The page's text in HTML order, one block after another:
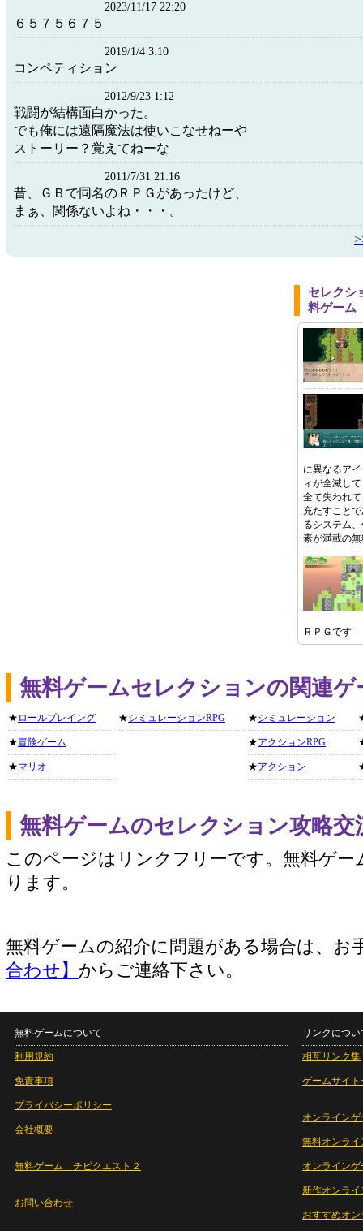
2023/11/17 22:20
６５７５６７５
2019/1/4 3:10
コンペティション
2012/9/23 1:12
戦闘が結構面白かった。
でも俺には遠隔魔法は使いこなせねーや
ストーリー？覚えてねーな
2011/7/31 21:16
昔、ＧＢで同名のＲＰＧがあったけど、
まぁ、関係ないよね・・・。
セレクシ
料ゲーム
に異なるア
ィが全滅し
全て失われ
充たすこと
るシステム
素が満載の
ＲＰＧです
無料ゲームセレクションの関連
★ ロールプレイング
★冒険ゲーム
★マリオ
★シミュレーションRPG ★シミュレーション
★アクションRPG
★アクション
無料ゲームのセレクション攻略
このページはリンクフリーです。無料ゲー
ります。
無料ゲームの紹介に問題がある場合は、お
合わせ】 からご連絡下さい。
無料ゲームについて
利用規約
免責事項
プライバシーポリシー
会社概要
無料ゲーム チビクエスト２
お問い合わせ
リンクについ
相互リンク集
ゲームサイト
オンラインゲ
無料オンライ
オンライン
新作オンライ
おすすめオ